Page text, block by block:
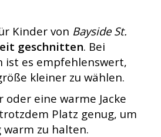
Kinder von Bayside St.
geschnitten. Bei
ist es empfehlenswert,
kleiner zu wählen.
oder eine warme Jacke
Platz genug, um
zu halten.